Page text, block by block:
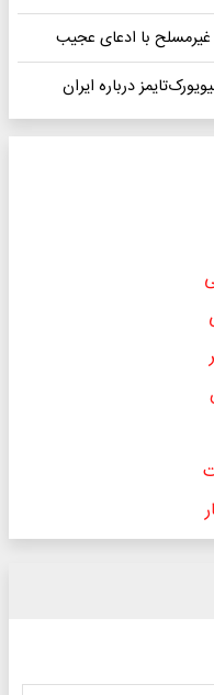
غیرمسلح با ادعای عجیب
درباره ایران